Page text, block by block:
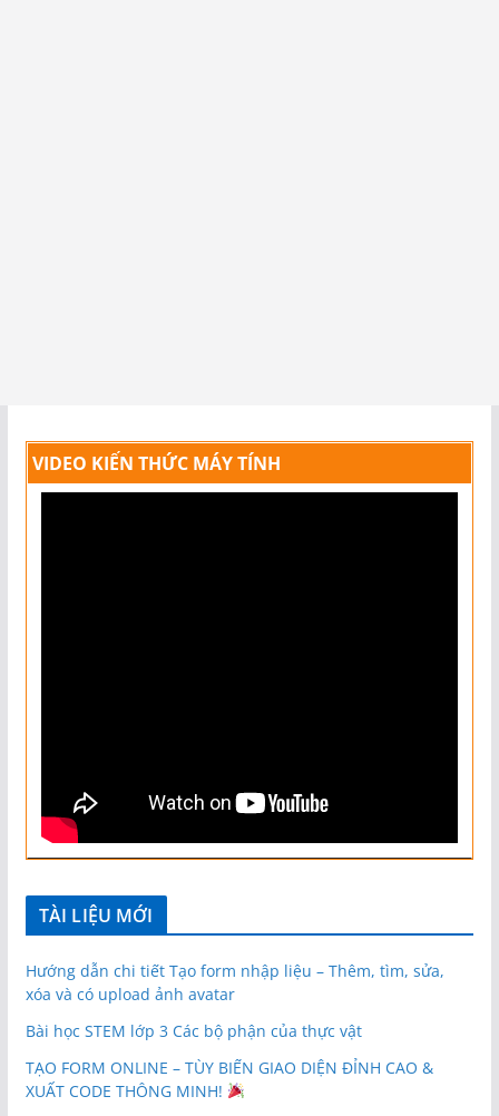
VIDEO KIẾN THỨC MÁY TÍNH
TÀI LIỆU MỚI
Hướng dẫn chi tiết Tạo form nhập liệu – Thêm, tìm, sửa,
xóa và có upload ảnh avatar
Bài học STEM lớp 3 Các bộ phận của thực vật
TẠO FORM ONLINE – TÙY BIẾN GIAO DIỆN ĐỈNH CAO &
XUẤT CODE THÔNG MINH!